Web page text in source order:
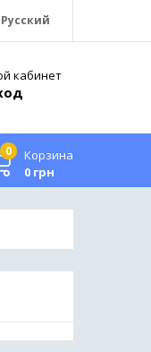
Русский
кабинет
0
Корзина
0 грн